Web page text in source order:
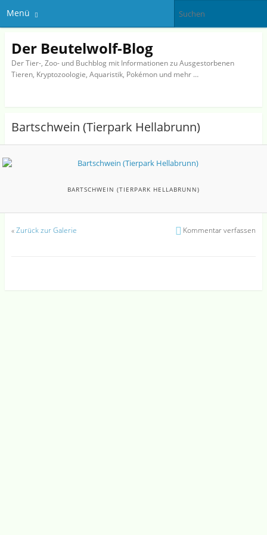
Menü
Der Beutelwolf-Blog
Der Tier-, Zoo- und Buchblog mit Informationen zu Ausgestorbenen
Tieren, Kryptozoologie, Aquaristik, Pokémon und mehr …
Bartschwein (Tierpark Hellabrunn)
BARTSCHWEIN (TIERPARK HELLABRUNN)
«Zurück zur Galerie Kommentar verfassen